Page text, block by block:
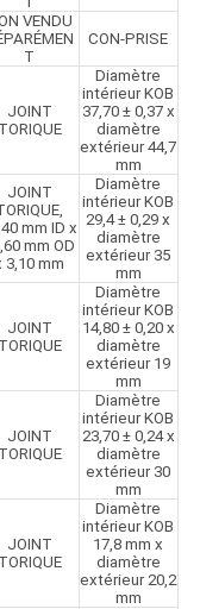
VENDU
T
CON-PRISE
JOINT
TORIQUE
Diamètre
intérieur KOB
37,70 ± 0,37 x
diamètre
extérieur 44,7
mm
JOINT
mm ID x
mm OD
3,10 mm
Diamètre
intérieur KOB
29,4 ± 0,29 x
diamètre
extérieur 35
mm
JOINT
TORIQUE
Diamètre
intérieur KOB
14,80 ± 0,20 x
diamètre
extérieur 19
mm
JOINT
TORIQUE
Diamètre
intérieur KOB
23,70 ± 0,24 x
diamètre
extérieur 30
mm
JOINT
TORIQUE
Diamètre
intérieur KOB
17,8 mm x
diamètre
extérieur 20,2
mm